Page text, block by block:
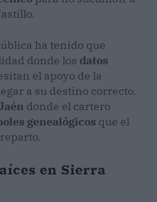
ha tenido que
donde los datos
el apoyo de la
a su destino correcto.
donde el cartero
genealógicos que el
en Sierra